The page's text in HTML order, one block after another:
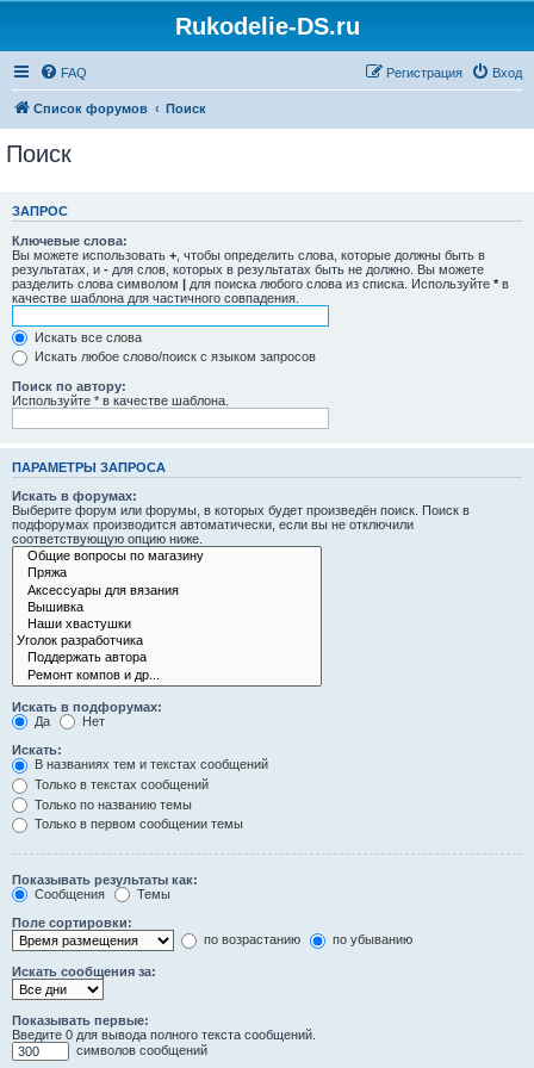
Rukodelie-DS.ru
FAQ Вход
Регистрация
Список форумов Поиск
Поиск
ЗАПРОС
Ключевые слова:
Вы можете использовать + , чтобы определить слова, которые должны быть в
результатах, и - для слов, которых в результатах быть не должно. Вы можете
разделить слова символом | для поиска любого слова из списка. Используйте * в
качестве шаблона для частичного совпадения.
Искать все слова
Искать любое слово/поиск с языком запросов
Поиск по автору:
Используйте * в качестве шаблона.
ПАРАМЕТРЫ ЗАПРОСА
Искать в форумах:
Выберите форум или форумы, в которых будет произведён поиск. Поиск в
подфорумах производится автоматически, если вы не отключили
соответствующую опцию ниже.
Искать в подфорумах:
Да
Нет
Искать:
В названиях тем и текстах сообщений
Только в текстах сообщений
Только по названию темы
Только в первом сообщении темы
Показывать результаты как:
Сообщения
Темы
Поле сортировки:
по возрастанию
по убыванию
Искать сообщения за:
Показывать первые:
Введите 0 для вывода полного текста сообщений.
символов сообщений